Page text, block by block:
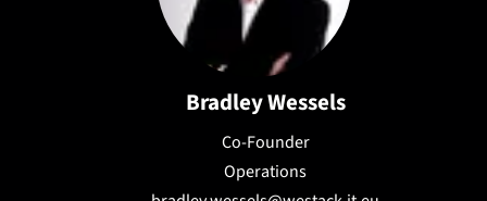
Bradley Wessels
Co-Founder
Operations